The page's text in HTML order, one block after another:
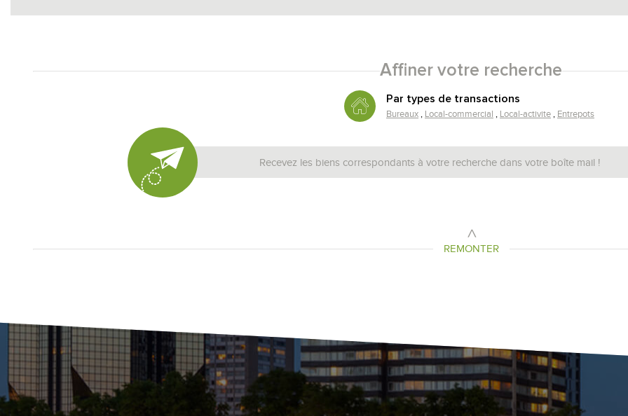
Affiner votre recherche
Par types de transactions
Bureaux Local-commercial Local-activite Entrepots
Recevez les biens correspondants à votre recherche dans votre boîte mail !
REMONTER